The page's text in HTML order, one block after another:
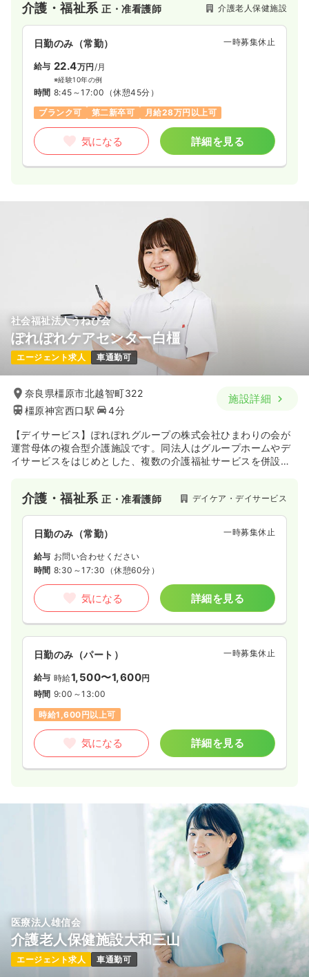
介護・福祉系正・准看護師 介護老人保健施設
日勤のみ（常勤） 一時募集休止
給与 22.4万円/月
※経験10年の例
時間 8:45～17:00 （休憩45分）
ブランク可
第二新卒可 月給28万円以上可
気になる 詳細を見る
社会福祉法人うねび会
ぽれぽれケアセンター白橿
エージェント求人 車通勤可
奈良県橿原市北越智町322
橿原神宮西口駅
4分
施設詳細
【デイサービス】ぽれぽれグループの株式会社ひまわりの会が
運営母体の複合型介護施設です。同法人はグループホームやデ
イサービスをはじめとした、複数の介護福祉サービスを併設し
しています。
介護・福祉系正・准看護師 デイケア・デイサービス
日勤のみ（常勤） 一時募集休止
給与 お問い合わせください
時間 8:30～17:30 （休憩60分）
気になる 詳細を見る
日勤のみ（パート） 一時募集休止
給与 時給1,500〜1,600円
時間 9:00～13:00
時給1,600円以上可
気になる 詳細を見る
医療法人雄信会
介護老人保健施設大和三山
エージェント求人 車通勤可